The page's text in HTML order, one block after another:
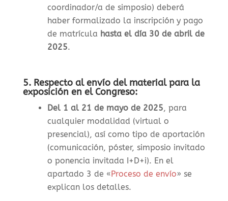
coordinador/a de simposio) deberá
haber formalizado la inscripción y pago
de matrícula hasta el día 30 de abril de
2025.
5. Respecto al envío del material para la
exposición en el Congreso:
Del 1 al 21 de mayo de 2025, para
cualquier modalidad (virtual o
presencial), así como tipo de aportación
(comunicación, póster, simposio invitado
o ponencia invitada I+D+i). En el
apartado 3 de «Proceso de envío» se
explican los detalles.